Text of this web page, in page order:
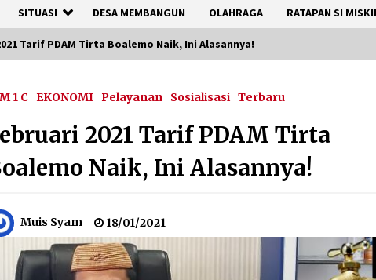
SITUASI DESA MEMBANGUN OLAHRAGA RATAPAN SI
Tarif PDAM Tirta Boalemo Naik, Ini Alasannya!
1 C EKONOMI Pelayanan Sosialisasi Terbaru
2021 Tarif PDAM Tirta
Naik, Ini Alasannya!
Muis Syam 18/01/2021